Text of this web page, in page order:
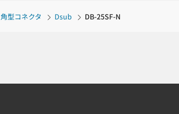
角型コネクタ Dsub DB-25SF-N